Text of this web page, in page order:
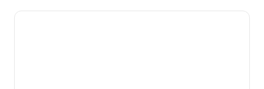
3º papel toalha